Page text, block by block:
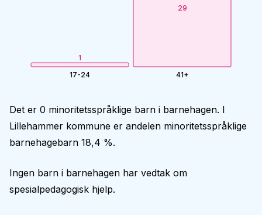
1
17-24
29
41+
Det er 0 minoritetsspråklige barn i barnehagen. I
Lillehammer kommune er andelen minoritetsspråklige
barnehagebarn 18,4 %.
Ingen barn i barnehagen har vedtak om
spesialpedagogisk hjelp.